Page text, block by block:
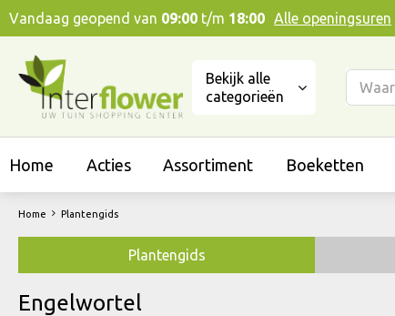
Ga
naar
Home Plantengids
Vandaag geopend van 09:00 t/m 18:00 Alle openingsuren
Bekijk alle
categorieën
Home Acties Assortiment Boeketten
Plantengids
Engelwortel